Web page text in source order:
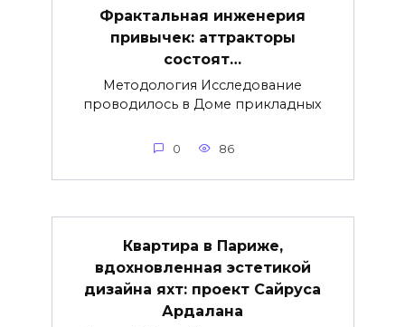
Фрактальная инженерия
привычек: аттракторы
состоят…
Методология Исследование
проводилось в Доме прикладных
0 86
Квартира в Париже,
вдохновленная эстетикой
дизайна яхт: проект Сайруса
Ардалана